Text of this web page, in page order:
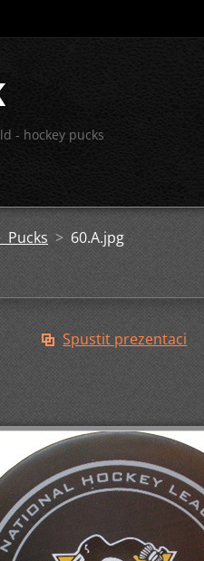
- hockey pucks
Pucks > 60.A.jpg
Spustit prezentaci